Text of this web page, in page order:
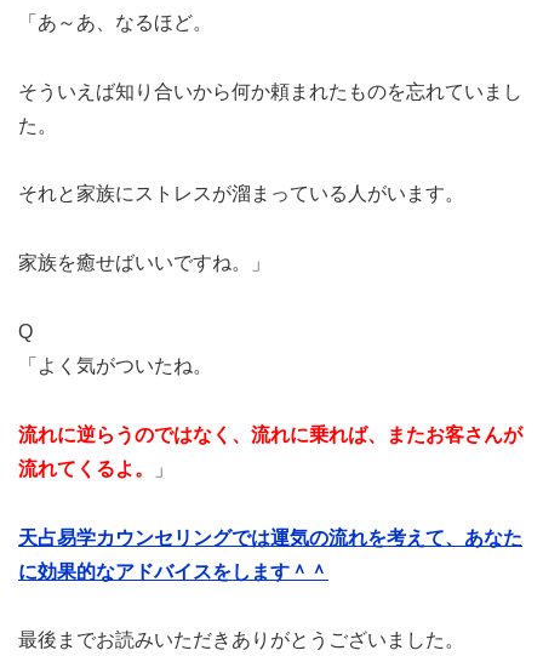
「あ～あ、なるほど。
そういえば知り合いから何か頼まれたものを忘れていまし
た。
それと家族にストレスが溜まっている人がいます。
家族を癒せばいいですね。」
Q
「よく気がついたね。
流れに逆らうのではなく、流れに乗れば、またお客さんが
流れてくるよ。
」
天占易学カウンセリングでは運気の流れを考えて、あなた
に効果的なアドバイスをします＾＾
最後までお読みいただきありがとうございました。